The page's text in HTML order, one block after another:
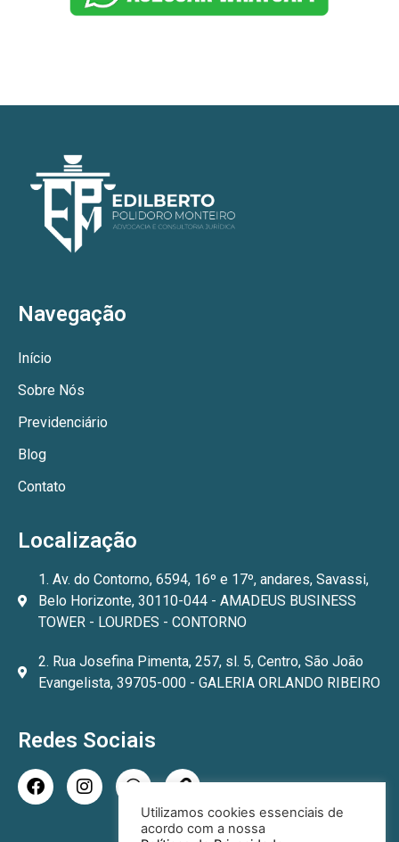
Navegação
Início
Sobre Nós
Previdenciário
Blog
Contato
Localização
1. Av. do Contorno, 6594, 16º e 17º, andares, Savassi,
Belo Horizonte, 30110-044 - AMADEUS BUSINESS
TOWER - LOURDES - CONTORNO
2. Rua Josefina Pimenta, 257, sl. 5, Centro, São João
Evangelista, 39705-000 - GALERIA ORLANDO RIBEIRO
Redes Sociais
Utilizamos cookies essenciais de
acordo com a nossa